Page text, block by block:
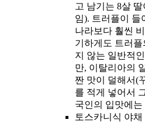
고 남기는 8살
임). 트러플이 들
나라보다 훨씬
기하게도 트러플
지 않는 일반적
만, 이탈리아의
짠 맛이 덜해서(
를 적게 넣어서
국인의 입맛에
토스카니식 야채